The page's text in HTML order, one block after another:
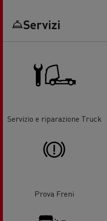
Servizi
Servizio e riparazione Truck
Prova Freni